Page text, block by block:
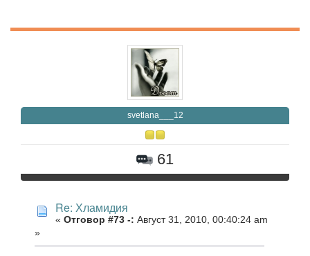
svetlana___12
61
Re: Хламидия
« Отговор #73 -: Август 31, 2010, 00:40:24 am
»